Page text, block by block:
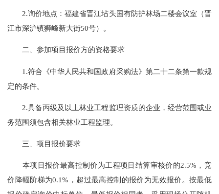
2.询价地点：福建省晋江坫头国有防护林场二楼会议室（晋
江市深沪镇狮峰新大街50号）。
二、参加项目报价方的资格要求
1.符合《中华人民共和国政府采购法》第二十二条第一款规
定的条件。
2.具备丙级及以上林业工程监理资质的企业，经营范围或业
务范围须包含相关林业工程监理。
三、项目报价要求
本项目报价最高控制价为工程项目结算审核价的2.5%，竞
价降幅阶梯为0.1%，超过最高控制的报价为无效报价。按最低